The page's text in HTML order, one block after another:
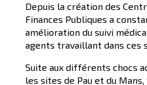
Depuis la création des
Finances Publiques a
amélioration du suivi
agents travaillant dans ces
Suite aux différents chocs
les sites de Pau et du